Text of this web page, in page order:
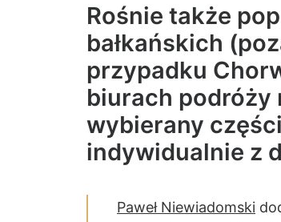
Rośnie także
bałkańskich
przypadku
biurach podróży
wybierany
indywidualnie z
Paweł Niewiadomski